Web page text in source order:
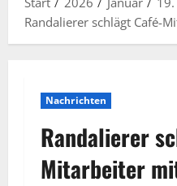
Randalierer schlägt Café-
Nachrichten
Randalierer
Mitarbeiter